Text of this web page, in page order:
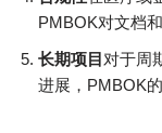
PMBOK对文档
长期项目 对于周
进展，PMBOK